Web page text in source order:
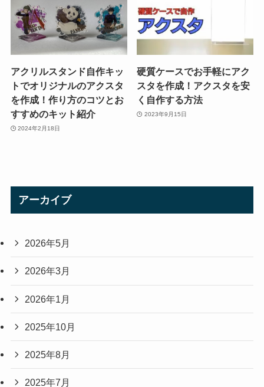
アクリルスタンド自作キッ
トでオリジナルのアクスタ
を作成！作り方のコツとお
すすめのキット紹介
2024年2月18日
硬質ケースでお手軽にアク
スタを作成！アクスタを安
く自作する方法
2023年9月15日
アーカイブ
2026年5月
2026年3月
2026年1月
2025年10月
2025年8月
2025年7月